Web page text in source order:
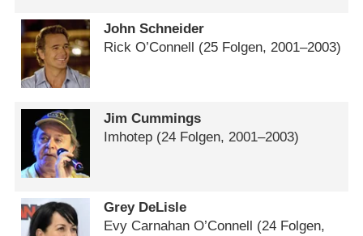
John Schneider
Rick O’Connell
(25 Folgen, 2001⁠–⁠2003)
Jim Cummings
Imhotep (24 Folgen, 2001⁠–⁠2003)
Grey DeLisle
Evy Carnahan O’Connell
(24 Folgen,